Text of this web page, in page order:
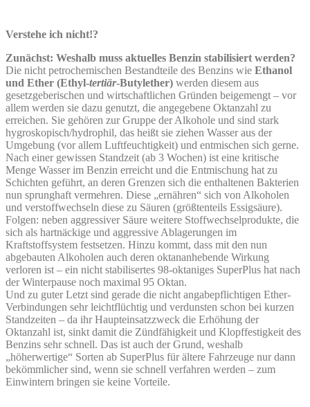
Verstehe ich nicht!?
Zunächst: Weshalb muss aktuelles Benzin stabilisiert werden?
Die nicht petrochemischen Bestandteile des Benzins wie Ethanol
und Ether (Ethyl-tertiär-Butylether) werden diesem aus
gesetzgeberischen und wirtschaftlichen Gründen beigemengt – vor
allem werden sie dazu genutzt, die angegebene Oktanzahl zu
erreichen. Sie gehören zur Gruppe der Alkohole und sind stark
hygroskopisch/hydrophil, das heißt sie ziehen Wasser aus der
Umgebung (vor allem Luftfeuchtigkeit) und entmischen sich gerne.
Nach einer gewissen Standzeit (ab 3 Wochen) ist eine kritische
Menge Wasser im Benzin erreicht und die Entmischung hat zu
Schichten geführt, an deren Grenzen sich die enthaltenen Bakterien
nun sprunghaft vermehren. Diese „ernähren“ sich von Alkoholen
und verstoffwechseln diese zu Säuren (größtenteils Essigsäure).
Folgen: neben aggressiver Säure weitere Stoffwechselprodukte, die
sich als hartnäckige und aggressive Ablagerungen im
Kraftstoffsystem festsetzen. Hinzu kommt, dass mit den nun
abgebauten Alkoholen auch deren oktananhebende Wirkung
verloren ist – ein nicht stabilisertes 98-oktaniges SuperPlus hat nach
der Winterpause noch maximal 95 Oktan.
Und zu guter Letzt sind gerade die nicht angabepflichtigen Ether-
Verbindungen sehr leichtflüchtig und verdunsten schon bei kurzen
Standzeiten – da ihr Haupteinsatzzweck die Erhöhung der
Oktanzahl ist, sinkt damit die Zündfähigkeit und Klopffestigkeit des
Benzins sehr schnell. Das ist auch der Grund, weshalb
„höherwertige“ Sorten ab SuperPlus für ältere Fahrzeuge nur dann
bekömmlicher sind, wenn sie schnell verfahren werden – zum
Einwintern bringen sie keine Vorteile.